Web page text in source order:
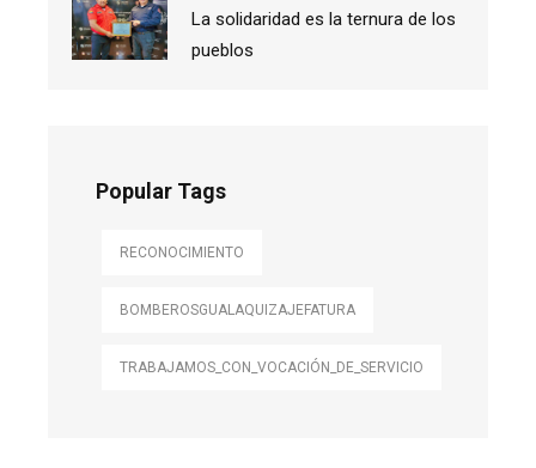
La solidaridad es la ternura de los
pueblos
Popular Tags
RECONOCIMIENTO
BOMBEROSGUALAQUIZAJEFATURA
TRABAJAMOS_CON_VOCACIÓN_DE_SERVICIO